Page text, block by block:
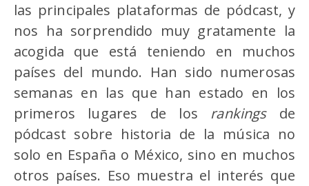
las principales plataformas de pódcast, y
nos ha sorprendido muy gratamente la
acogida que está teniendo en muchos
países del mundo. Han sido numerosas
semanas en las que han estado en los
primeros lugares de los rankings de
pódcast sobre historia de la música no
solo en España o México, sino en muchos
otros países. Eso muestra el interés que